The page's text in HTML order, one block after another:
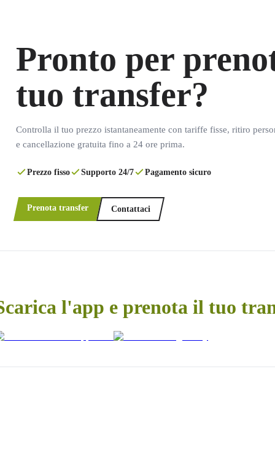
Pronto per
tuo transfer?
Controlla il tuo prezzo istantaneamente con tariffe fisse, ritiro
e cancellazione gratuita fino a 24 ore prima.
Prezzo fisso Supporto 24/7 Pagamento sicuro
Prenota transfer Contattaci
l'app e prenota il tuo